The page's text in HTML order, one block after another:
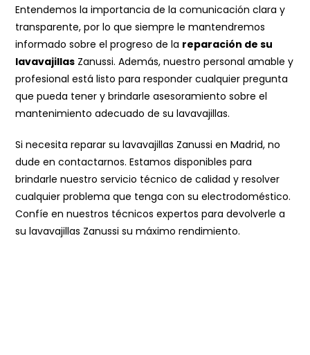
Entendemos la importancia de la comunicación clara y
transparente, por lo que siempre le mantendremos
informado sobre el progreso de la reparación de su
lavavajillas Zanussi. Además, nuestro personal amable y
profesional está listo para responder cualquier pregunta
que pueda tener y brindarle asesoramiento sobre el
mantenimiento adecuado de su lavavajillas.
Si necesita reparar su lavavajillas Zanussi en Madrid, no
dude en contactarnos. Estamos disponibles para
brindarle nuestro servicio técnico de calidad y resolver
cualquier problema que tenga con su electrodoméstico.
Confíe en nuestros técnicos expertos para devolverle a
su lavavajillas Zanussi su máximo rendimiento.